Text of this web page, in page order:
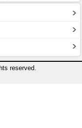
reserved.